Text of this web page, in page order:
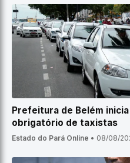
Prefeitura de Belém
obrigatório de taxistas
Estado do Pará Online • 08/08/